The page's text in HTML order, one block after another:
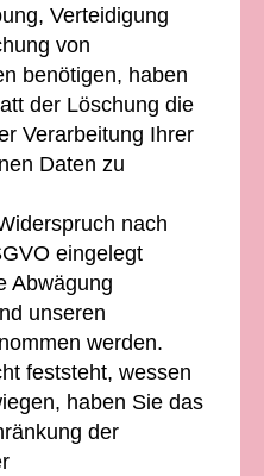
Verteidigung
von
benötigen, haben
der Löschung die
Verarbeitung Ihrer
Daten zu
nach
eingelegt
Abwägung
unseren
werden.
feststeht, wessen
haben Sie das
der